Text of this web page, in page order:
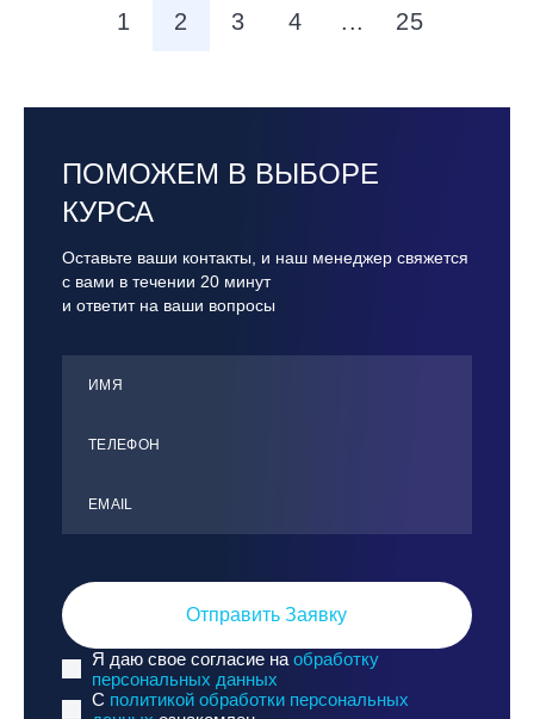
1 2 3 4 ... 25
ПОМОЖЕМ В ВЫБОРЕ
КУРСА
Оставьте ваши контакты, и наш менеджер свяжется
с вами в течении 20 минут
и ответит на ваши вопросы
ИМЯ
ТЕЛЕФОН
ЕMАIL
Отправить Заявку
Я даю свое согласие на обработку
персональных данных
C политикой обработки персональных